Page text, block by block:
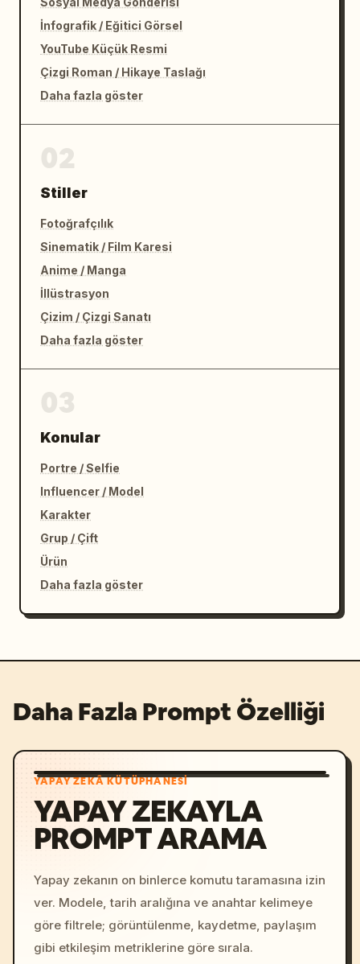
İnfografik / Eğitici Görsel
YouTube Küçük Resmi
Çizgi Roman / Hikaye Taslağı
Daha fazla göster
Stiller
Fotoğrafçılık
Sinematik / Film Karesi
Anime / Manga
İllüstrasyon
Çizim / Çizgi Sanatı
Daha fazla göster
Konular
Portre / Selfie
Influencer / Model
Karakter
Grup / Çift
Ürün
Daha fazla göster
Daha Fazla Prompt Özelliği
YAPAY ZEKÂ KÜTÜPHANESI
YAPAY ZEKAYLA
PROMPT ARAMA
Yapay zekanın on binlerce komutu taramasına izin
ver. Modele, tarih aralığına ve anahtar kelimeye
göre filtrele; görüntülenme, kaydetme, paylaşım
gibi etkileşim metriklerine göre sırala.